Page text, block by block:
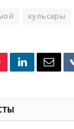
кульсары
LinkedInEmail